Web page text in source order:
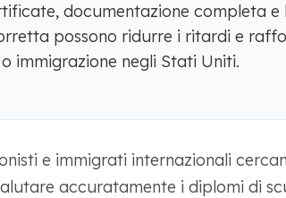
documentazione completa
possono ridurre i ritardi e
immigrazione negli Stati Uniti.
e immigrati internazionali
accuratamente i diplomi di